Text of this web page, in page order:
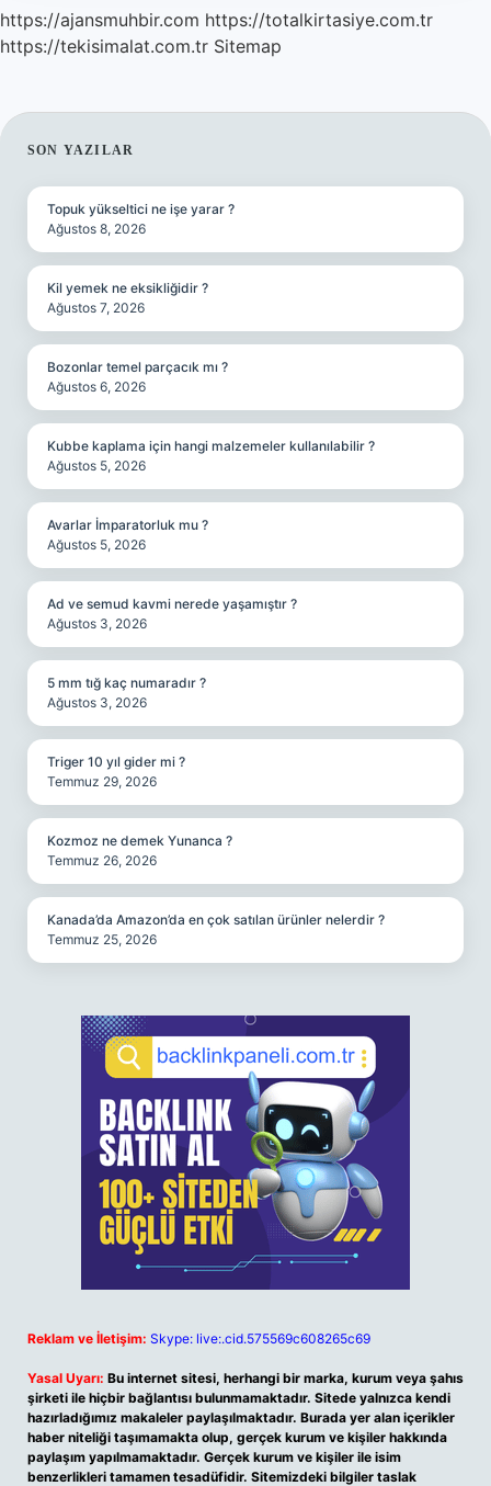
https://ajansmuhbir.com https://totalkirtasiye.com.tr
https://tekisimalat.com.tr Sitemap
SIDEBAR
SON YAZILAR
Topuk yükseltici ne işe yarar ?
Ağustos 8, 2026
Kil yemek ne eksikliğidir ?
Ağustos 7, 2026
Bozonlar temel parçacık mı ?
Ağustos 6, 2026
Kubbe kaplama için hangi malzemeler kullanılabilir ?
Ağustos 5, 2026
Avarlar İmparatorluk mu ?
Ağustos 5, 2026
Ad ve semud kavmi nerede yaşamıştır ?
Ağustos 3, 2026
5 mm tığ kaç numaradır ?
Ağustos 3, 2026
Triger 10 yıl gider mi ?
Temmuz 29, 2026
Kozmoz ne demek Yunanca ?
Temmuz 26, 2026
Kanada’da Amazon’da en çok satılan ürünler nelerdir ?
Temmuz 25, 2026
Reklam ve İletişim: Skype: live:.cid.575569c608265c69
Yasal Uyarı: Bu internet sitesi, herhangi bir marka, kurum veya şahıs
şirketi ile hiçbir bağlantısı bulunmamaktadır. Sitede yalnızca kendi
hazırladığımız makaleler paylaşılmaktadır. Burada yer alan içerikler
haber niteliği taşımamakta olup, gerçek kurum ve kişiler hakkında
paylaşım yapılmamaktadır. Gerçek kurum ve kişiler ile isim
benzerlikleri tamamen tesadüfidir. Sitemizdeki bilgiler taslak